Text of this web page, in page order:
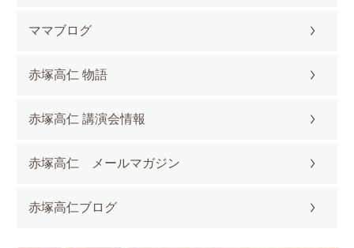
ママブログ
赤塚高仁 物語
赤塚高仁 講演会情報
赤塚高仁 メールマガジン
赤塚高仁ブログ